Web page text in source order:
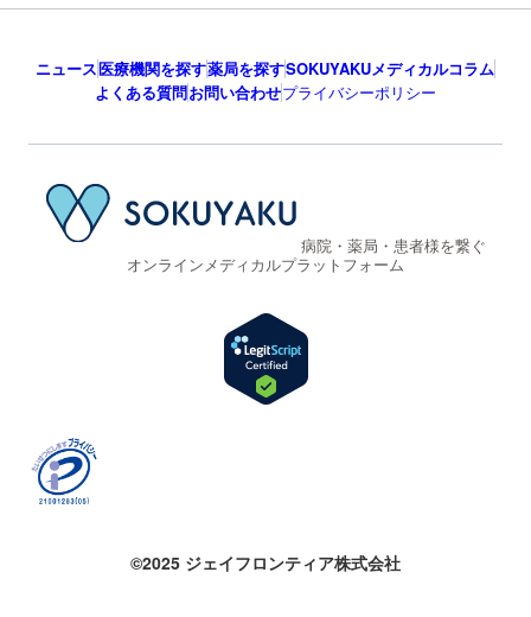
ニュース医療機関を探す薬局を探すSOKUYAKUメディカルコラム
よくある質問お問い合わせプライバシーポリシー
病院・薬局・患者様を繋ぐ
オンラインメディカルプラットフォーム
©2025 ジェイフロンティア株式会社